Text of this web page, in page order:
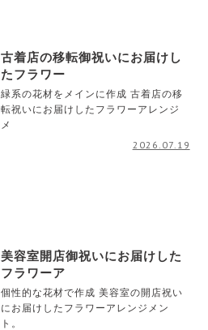
古着店の移転御祝いにお届けし
たフラワー
緑系の花材をメインに作成 古着店の移
転祝いにお届けしたフラワーアレンジ
メ
2026.07.19
美容室開店御祝いにお届けした
フラワーア
個性的な花材で作成 美容室の開店祝い
にお届けしたフラワーアレンジメン
ト。